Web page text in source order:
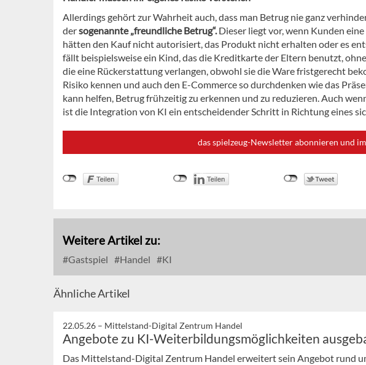
Allerdings gehört zur Wahrheit auch, dass man Betrug nie ganz
dersogenannte „freundliche Betrug“.Dieser liegt vor, wenn Kunden
hätten den Kauf nicht autorisiert, das Produkt nicht erhalten oder es
fällt beispielsweise ein Kind, das die Kreditkarte der Eltern benutzt,
die eine Rückerstattung verlangen, obwohl sie die Ware fristgerecht
Risiko kennen und auch den E-Commerce so durchdenken wie das
kann helfen, Betrug frühzeitig zu erkennen und zu reduzieren. Auch
ist die Integration von KI ein entscheidender Schritt in Richtung eines
das spielzeug-Newsletter abonnieren und
Weitere Artikel zu:
Gastspiel Handel KI
Ähnliche Artikel
22.05.26 – Mittelstand-Digital Zentrum Handel
Angebote zu KI-Weiterbildungsmöglichkeiten
Das Mittelstand-Digital Zentrum Handel erweitert sein Angebot rund